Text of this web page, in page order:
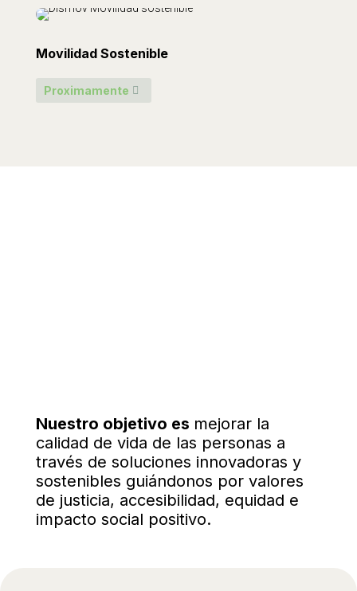
Movilidad Sostenible
Proximamente
Nuestro objetivo es mejorar la
calidad de vida de las personas a
través de soluciones innovadoras y
sostenibles guiándonos por valores
de justicia, accesibilidad, equidad e
impacto social positivo.